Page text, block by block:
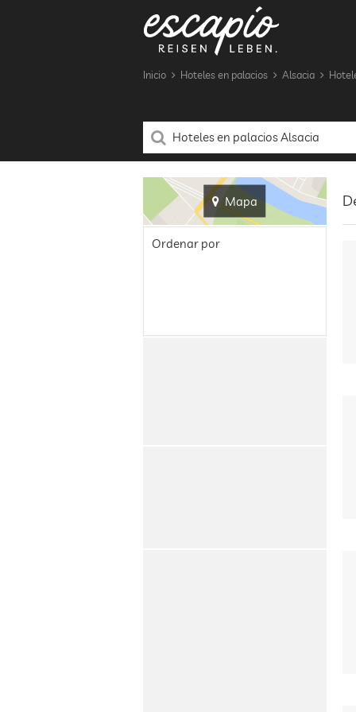
Inicio Hoteles en palacios Alsacia
Mapa
Ordenar por